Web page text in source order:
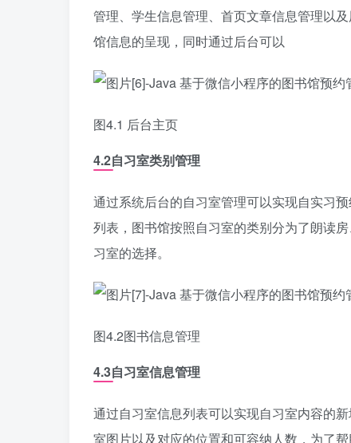
管理、学生信息管理、首页文章信息管理以
馆信息的呈现，同时通过后台可以
图4.1 后台主页
4.2自习室类别管理
通过系统后台的自习室管理可以实现自实习
列表，图书馆按照自习室的类别分为了朗读
习室的选择。
图4.2图书信息管理
4.3自习室信息管理
通过自习室信息列表可以实现自习室内容的
室图片以及对应的位置和可容纳人数，为了